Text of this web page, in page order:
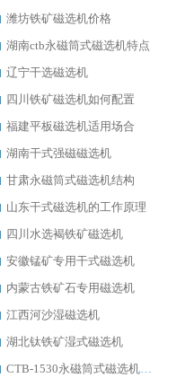
潍坊铁矿磁选机价格
湖南ctb永磁筒式磁选机特点
辽宁干选磁选机
四川铁矿磁选机如何配置
福建平板磁选机适用场合
湖南干式强磁磁选机
甘肃永磁筒式磁选机结构
山东干式磁选机的工作原理
四川水选褐铁矿磁选机
安徽锰矿专用干式磁选机
内蒙古铁矿石专用磁选机
江西河沙湿磁选机
湖北钛铁矿湿式磁选机
CTB-1530永磁筒式磁选机代理商